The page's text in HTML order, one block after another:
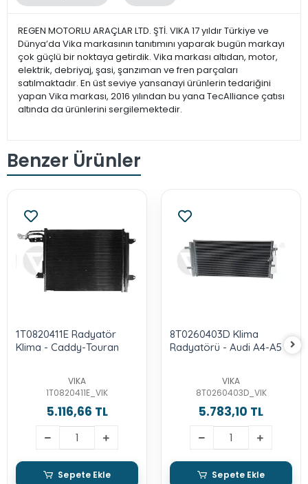
REGEN MOTORLU ARAÇLAR LTD. ŞTİ. VIKA 17 yıldır Türkiye ve
Dünya’da Vika markasının tanıtımını yaparak bugün markayı
çok güçlü bir noktaya getirdik. Vika markası altıdan, motor,
elektrik, debriyaj, şasi, şanzıman ve fren parçaları
satılmaktadır. En üst seviye yansanayi ürünlerin tedariğini
yapan Vika markası, 2016 yılından bu yana TecAlliance çatısı
altında da ürünlerini sergilemektedir.
Benzer Ürünler
1T0820411E Radyatör
Klima - Caddy-Touran
VIKA
1T0820411E_VIK
5.116,66 TL
Sepete Ekle
8T0260403D Klima
Radyatörü - Audi A4-A5
VIKA
8T0260403D_VIK
5.783,10 TL
Sepete Ekle